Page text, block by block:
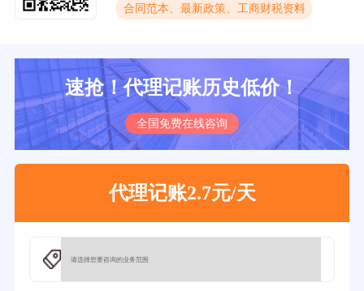
合同范本、最新政策、工商财税资料
速抢！代理记账历史低价！
全国免费在线咨询
代理记账2.7元/天